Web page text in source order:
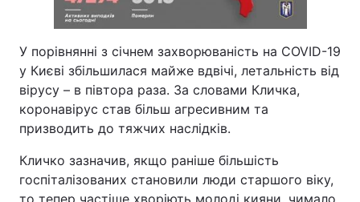
У порівнянні з січнем захворюваність на COVID-19
у Києві збільшилася майже вдвічі, летальність від
вірусу – в півтора раза. За словами Кличка,
коронавірус став більш агресивним та
призводить до тяжчих наслідків.
Кличко зазначив, якщо раніше більшість
госпіталізованих становили люди старшого віку,
то тепер частіше хворіють молоді кияни, чимало